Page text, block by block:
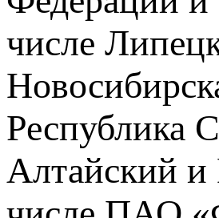
числе
Республика
Алтайский и